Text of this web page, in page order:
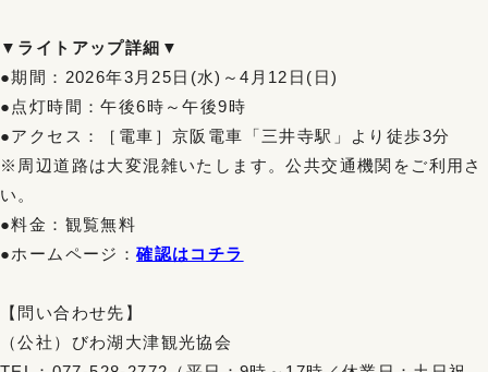
▼ライトアップ詳細▼
●期間：2026年3月25日(水)～4月12日(日)
●点灯時間：午後6時～午後9時
●アクセス：［電車］京阪電車「三井寺駅」より徒歩3分
※周辺道路は大変混雑いたします。公共交通機関をご利用さ
い。
●料金：観覧無料
●ホームページ：確認はコチラ
【問い合わせ先】
（公社）びわ湖大津観光協会